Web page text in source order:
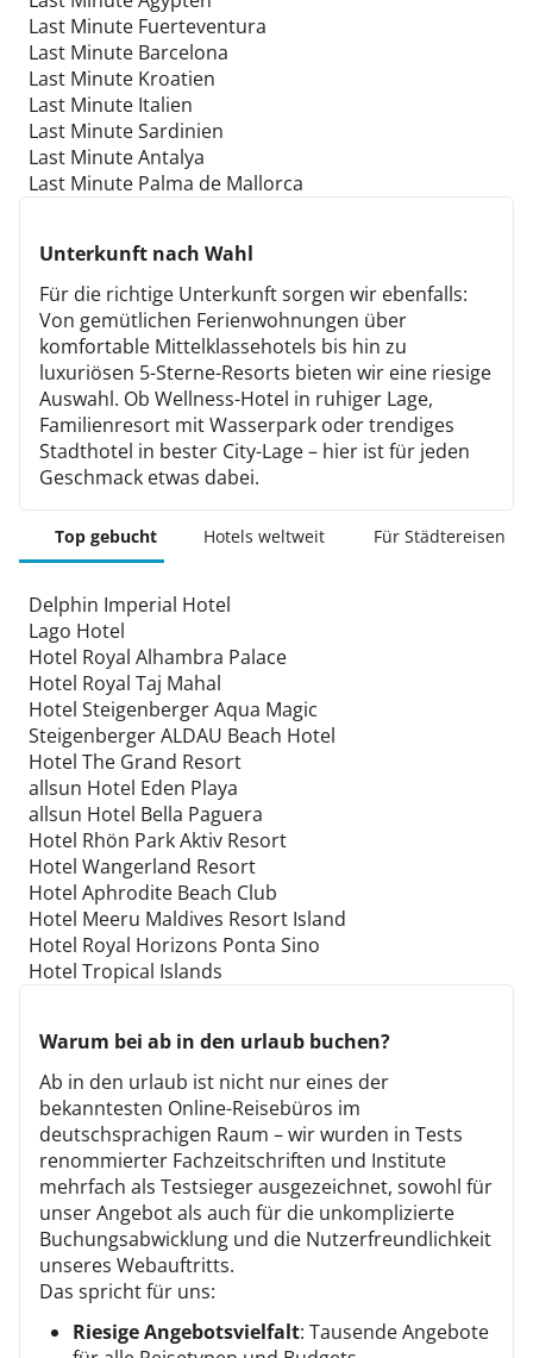
Last Minute Fuerteventura
Last Minute Barcelona
Last Minute Kroatien
Last Minute Italien
Last Minute Sardinien
Last Minute Antalya
Last Minute Palma de Mallorca
Unterkunft nach Wahl
Für die richtige Unterkunft sorgen wir ebenfalls:
Von gemütlichen Ferienwohnungen über
komfortable Mittelklassehotels bis hin zu
luxuriösen 5-Sterne-Resorts bieten wir eine riesige
Auswahl. Ob Wellness-Hotel in ruhiger Lage,
Familienresort mit Wasserpark oder trendiges
Stadthotel in bester City-Lage – hier ist für jeden
Geschmack etwas dabei.
Top gebucht Hotels weltweit Für Städtereisen
Delphin Imperial Hotel
Lago Hotel
Hotel Royal Alhambra Palace
Hotel Royal Taj Mahal
Hotel Steigenberger Aqua Magic
Steigenberger ALDAU Beach Hotel
Hotel The Grand Resort
allsun Hotel Eden Playa
allsun Hotel Bella Paguera
Hotel Rhön Park Aktiv Resort
Hotel Wangerland Resort
Hotel Aphrodite Beach Club
Hotel Meeru Maldives Resort Island
Hotel Royal Horizons Ponta Sino
Hotel Tropical Islands
Warum bei ab in den urlaub buchen?
Ab in den urlaub ist nicht nur eines der
bekanntesten Online-Reisebüros im
deutschsprachigen Raum – wir wurden in Tests
renommierter Fachzeitschriften und Institute
mehrfach als Testsieger ausgezeichnet, sowohl für
unser Angebot als auch für die unkomplizierte
Buchungsabwicklung und die Nutzerfreundlichkeit
unseres Webauftritts.
Das spricht für uns:
Riesige Angebotsvielfalt: Tausende Angebote